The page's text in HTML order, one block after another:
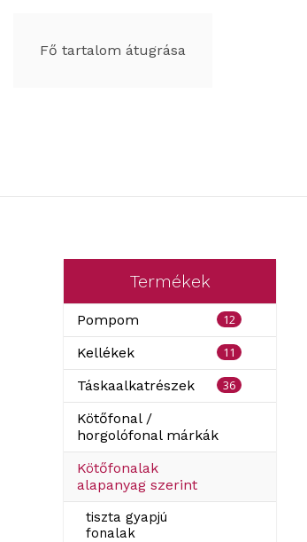
Fő tartalom átugrása
Termékek
Pompom 12
Kellékek 11
Táskaalkatrészek 36
Kötőfonal /
horgolófonal márkák
Kötőfonalak
alapanyag szerint
tiszta gyapjú
fonalak